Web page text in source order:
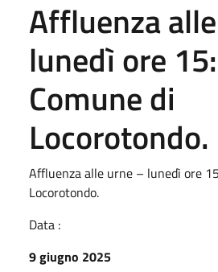
Affluenza
lunedì ore
Comune di
Locorotondo.
Affluenza alle urne – lunedì ore
Locorotondo.
Data :
9 giugno 2025